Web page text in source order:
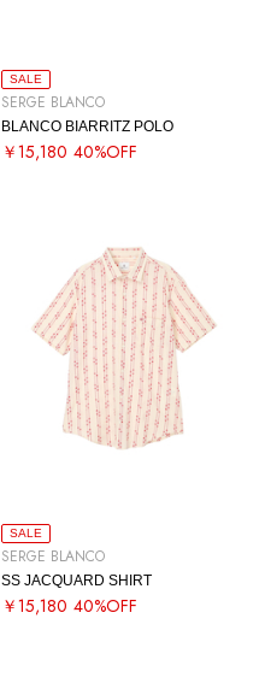
SALE
SERGE BLANCO
BLANCO BIARRITZ POLO
￥15,180 40%OFF
SALE
SERGE BLANCO
SS JACQUARD SHIRT
￥15,180 40%OFF